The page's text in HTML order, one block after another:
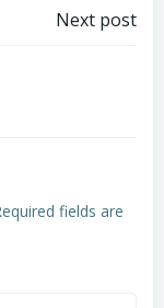
Next post
fields are